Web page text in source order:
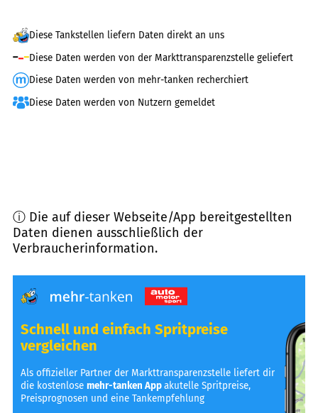
Diese Tankstellen liefern Daten direkt an uns
Diese Daten werden von der Markttransparenzstelle geliefert
Diese Daten werden von mehr-tanken recherchiert
Diese Daten werden von Nutzern gemeldet
ⓘ Die auf dieser Webseite/App bereitgestellten
Daten dienen ausschließlich der
Verbraucherinformation.
Schnell und einfach Spritpreise
vergleichen
Als offizieller Partner der Markttransparenzstelle liefert dir
die kostenlosemehr-tanken Appakutelle Spritpreise,
Preisprognosen und eine Tankempfehlung